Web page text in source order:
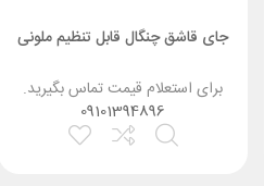
جای قاشق چنگال قابل تنظیم ملونی
برای استعلام قیمت تماس بگیرید.
09101394896